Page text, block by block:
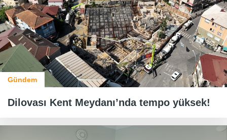
Gündem
Dilovası Kent Meydanı’nda tempo yüksek!